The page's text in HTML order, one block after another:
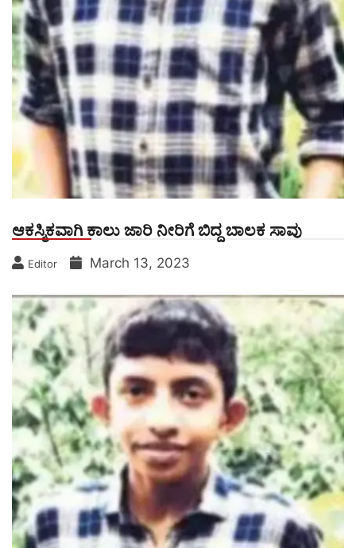
ಆಕಸ್ಮಿಕವಾಗಿ ಕಾಲು ಜಾರಿ ನೀರಿಗೆ ಬಿದ್ದ ಬಾಲಕ ಸಾವು
Editor March 13, 2023